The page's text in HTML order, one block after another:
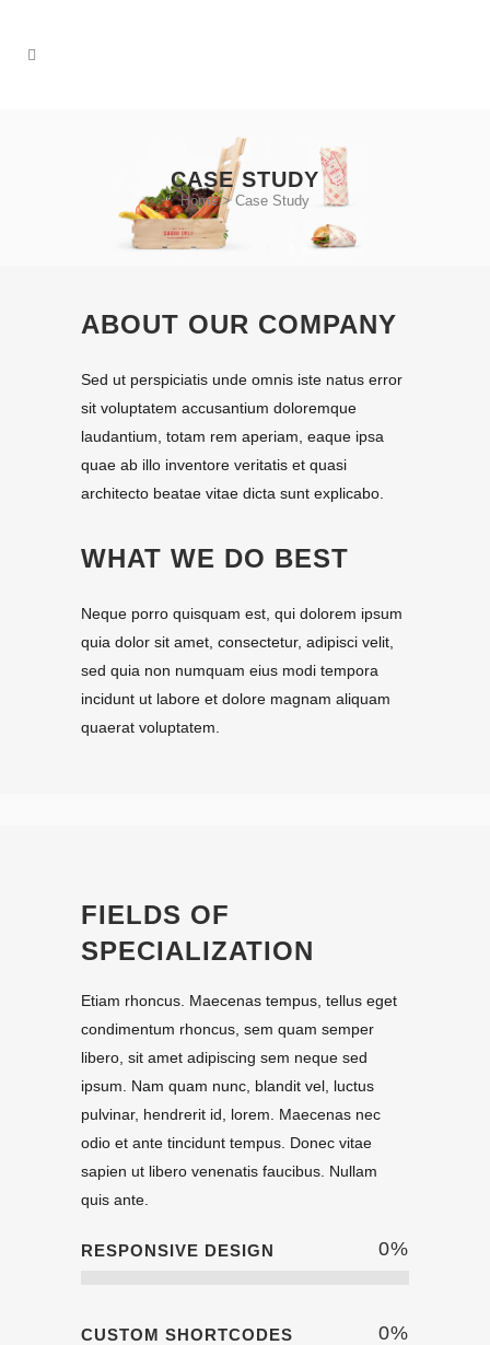
CASE STUDY
Home>Case Study
ABOUT OUR COMPANY
Sed ut perspiciatis unde omnis iste natus error
sit voluptatem accusantium doloremque
laudantium, totam rem aperiam, eaque ipsa
quae ab illo inventore veritatis et quasi
architecto beatae vitae dicta sunt explicabo.
WHAT WE DO BEST
Neque porro quisquam est, qui dolorem ipsum
quia dolor sit amet, consectetur, adipisci velit,
sed quia non numquam eius modi tempora
incidunt ut labore et dolore magnam aliquam
quaerat voluptatem.
FIELDS OF
SPECIALIZATION
Etiam rhoncus. Maecenas tempus, tellus eget
condimentum rhoncus, sem quam semper
libero, sit amet adipiscing sem neque sed
ipsum. Nam quam nunc, blandit vel, luctus
pulvinar, hendrerit id, lorem. Maecenas nec
odio et ante tincidunt tempus. Donec vitae
sapien ut libero venenatis faucibus. Nullam
quis ante.
RESPONSIVE DESIGN 0%
CUSTOM SHORTCODES 0%